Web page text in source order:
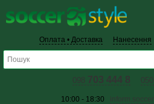
Оплата • Доставка Нанесення
098 703 444 8 050
10:00 - 18:30